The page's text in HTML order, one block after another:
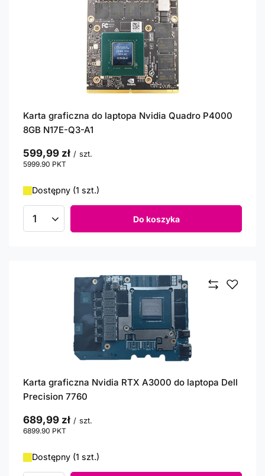
Karta graficzna do laptopa Nvidia Quadro P4000
8GB N17E-Q3-A1
599,99 zł / szt.
5999.90 PKT
Dostępny (1 szt.)
Ilość produktów Do koszyka
Karta graficzna Nvidia RTX A3000 do laptopa Dell
Precision 7760
689,99 zł / szt.
6899.90 PKT
Dostępny (1 szt.)